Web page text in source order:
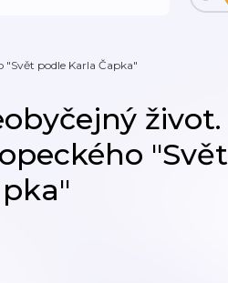
"Svět podle Karla Čapka"
život.
"Svět